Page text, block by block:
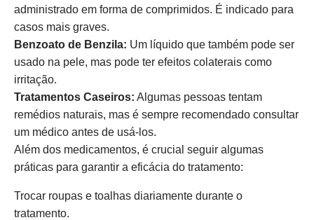
administrado em forma de comprimidos. É indicado para
casos mais graves.
Benzoato de Benzila: Um líquido que também pode ser
usado na pele, mas pode ter efeitos colaterais como
irritação.
Tratamentos Caseiros: Algumas pessoas tentam
remédios naturais, mas é sempre recomendado consultar
um médico antes de usá-los.
Além dos medicamentos, é crucial seguir algumas
práticas para garantir a eficácia do tratamento:
Trocar roupas e toalhas diariamente durante o
tratamento.